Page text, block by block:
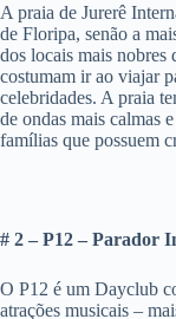
A praia de Jurerê
de Floripa, senão a
dos locais mais nobres
costumam ir ao viajar
celebridades. A praia
de ondas mais calmas
famílias que possuem
# 2 – P12 – Parador
O P12 é um Dayclub
atrações musicais –